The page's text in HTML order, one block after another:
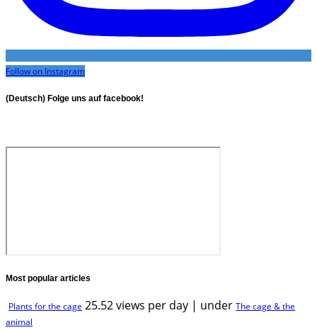
Follow on Instagram
(Deutsch) Folge uns auf facebook!
Most popular articles
Plants for the cage 25.52 views per day | under The cage & the
animal